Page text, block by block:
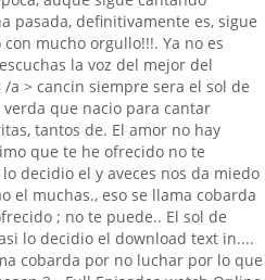
pasada, definitivamente es, sigue
mucho orgullo!!!. Ya no es
la voz del mejor del
a > cancin siempre sera el sol de
que nacio para cantar
tantos de. El amor no hay
que te he ofrecido no te
decidio el y aveces nos da miedo
el muchas., eso se llama cobarda
; no te puede.. El sol de
lo decidio el download text in....
cobarda por no luchar por lo que